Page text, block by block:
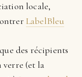
locale,
LabelBleu
des récipients
verre (et la